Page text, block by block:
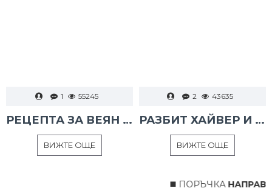
1 55245
РЕЦЕПТА ЗА ВЕЯН ПАЛАМУД
ВИЖТЕ ОЩЕ
2 43635
РАЗБИТ ХАЙВЕР И ТАРАМА
ВИЖТЕ ОЩЕ
◼️ ПОРЪЧКА